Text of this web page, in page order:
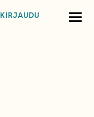
KIRJAUDU